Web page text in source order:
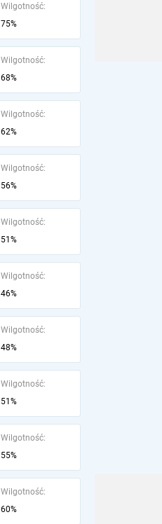
Wilgotność:
75%
Wilgotność:
68%
Wilgotność:
62%
Wilgotność:
56%
Wilgotność:
51%
Wilgotność:
46%
Wilgotność:
48%
Wilgotność:
51%
Wilgotność:
55%
Wilgotność:
60%